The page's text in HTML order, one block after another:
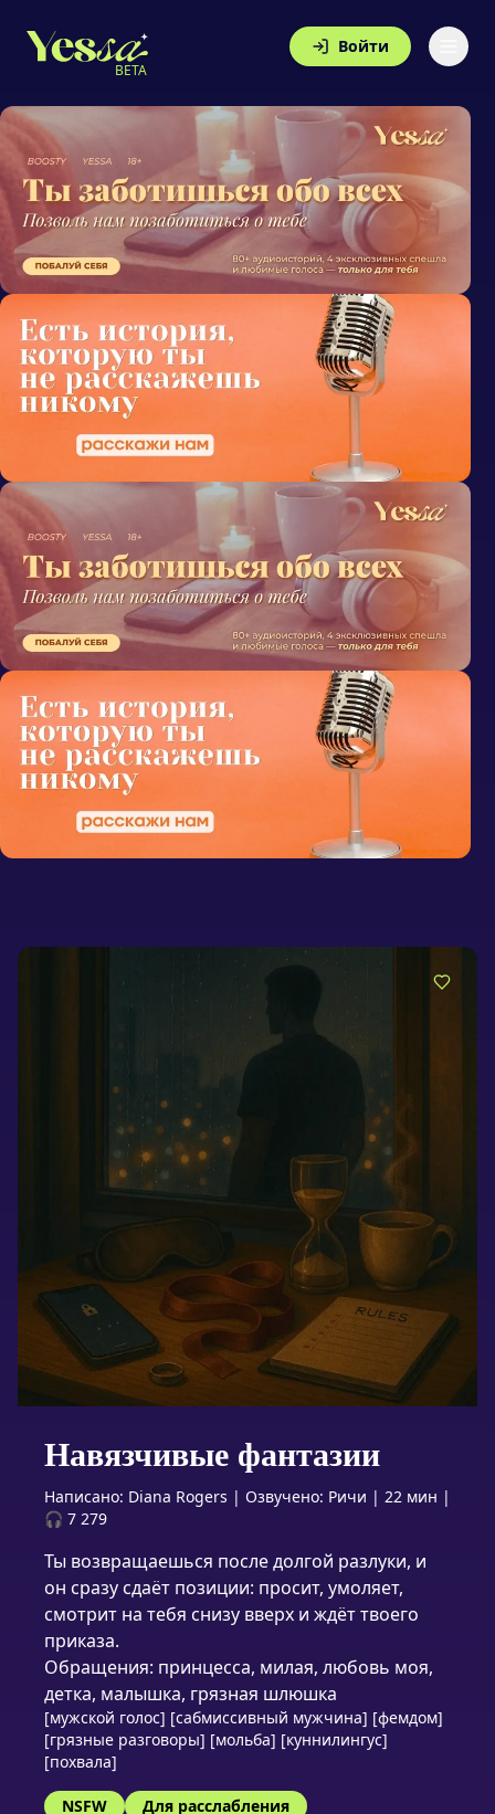
BETA
Войти
Навязчивые фантазии
Написано: Diana Rogers | Озвучено: Ричи | 22 мин |
🎧 7 279
Ты возвращаешься после долгой разлуки, и
он сразу сдаёт позиции: просит, умоляет,
смотрит на тебя снизу вверх и ждёт твоего
приказа.
Обращения: принцесса, милая, любовь моя,
детка, малышка, грязная шлюшка
[мужской голос] [сабмиссивный мужчина] [фемдом]
[грязные разговоры] [мольба] [куннилингус]
[похвала]
NSFW
Для расслабления